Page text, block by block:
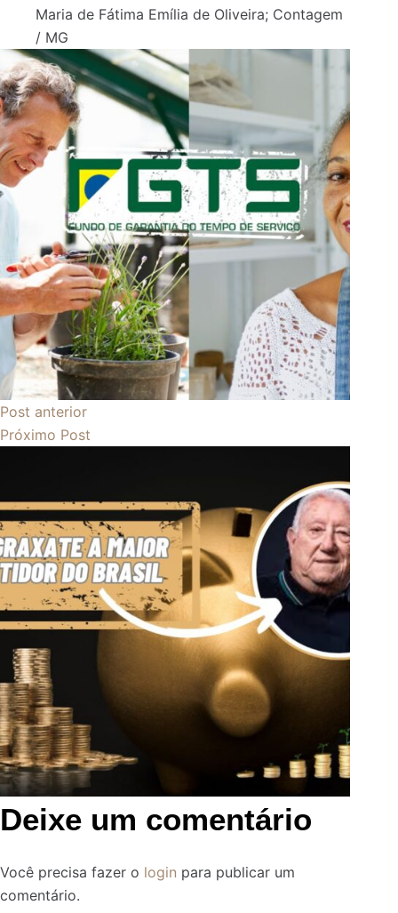
Maria de Fátima Emília de Oliveira; Contagem
/ MG
Post anterior
Próximo Post
Deixe um comentário
Você precisa fazer o login para publicar um
comentário.